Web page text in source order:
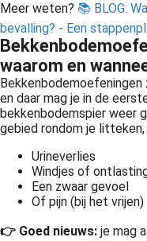
Meer weten? 📚 BLOG:
bevalling? - Een
waarom en
Bekkenbodemoefeningen
en daar mag je in de
bekkenbodemspier weer
gebied rondom je
Urineverlies
Windjes of
Een zwaar gevoel
Of pijn (bij het vrijen)
👉 Goed nieuws: je mag